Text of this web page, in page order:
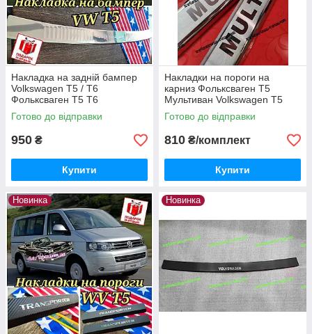
Накладка на задній бампер
Volkswagen T5 / T6
Фольксваген Т5 Т6
Нержавійка з логотипом
Туреччина
Готово до відправки
950 ₴
Купити
Накладки на пороги на
карниз Фольксваген Т5
Мультиван Volkswagen T5
Multivan нержавіюча сталь з
логотипом.
Готово до відправки
810 ₴/комплект
Купити
Новинка Новинка